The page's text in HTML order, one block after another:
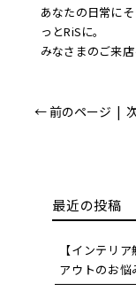
あなたの日常に
っとRiSに。
みなさまのご来
← 前のページ |
最近の投稿
【インテリ
アウトのお悩